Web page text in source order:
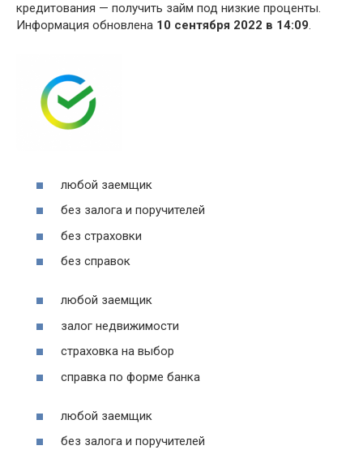
кредитования — получить займ под низкие проценты.
Информация обновлена 10 сентября 2022 в 14:09.
любой заемщик
без залога и поручителей
без страховки
без справок
любой заемщик
залог недвижимости
страховка на выбор
справка по форме банка
любой заемщик
без залога и поручителей